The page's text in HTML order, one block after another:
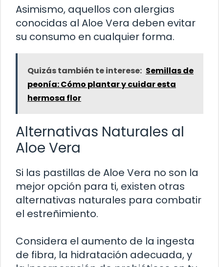
Asimismo, aquellos con alergias
conocidas al Aloe Vera deben evitar
su consumo en cualquier forma.
Quizás también te interese: Semillas de
peonía: Cómo plantar y cuidar esta
hermosa flor
Alternativas Naturales al
Aloe Vera
Si las pastillas de Aloe Vera no son la
mejor opción para ti, existen otras
alternativas naturales para combatir
el estreñimiento.
Considera el aumento de la ingesta
de fibra, la hidratación adecuada, y